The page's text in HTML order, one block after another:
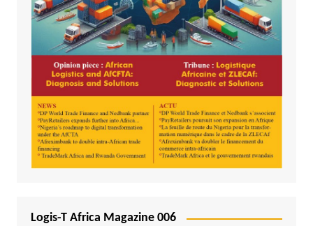
Logis-T Africa Magazine 006